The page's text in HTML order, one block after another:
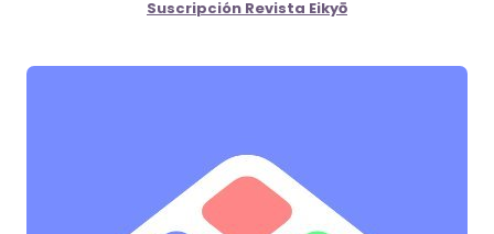
Suscripción Revista Eikyō